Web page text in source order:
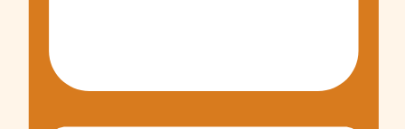
ІДЕНТИФІКАТОР
2 611 745 грн